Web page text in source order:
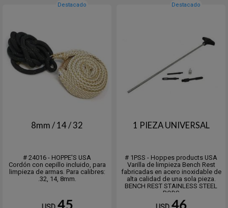
Destacado
8mm / 14 / 32
# 24016 - HOPPE'S USA
Cordón con cepillo incluido, para
limpieza de armas. Para calibres:
.32, 14, 8mm.
45
Destacado
1 PIEZA UNIVERSAL
# 1PSS - Hoppes products USA
Varilla de limpieza Bench Rest
fabricadas en acero inoxidable de
alta calidad de una sola pieza.
BENCH REST STAINLESS STEEL
RODS
46